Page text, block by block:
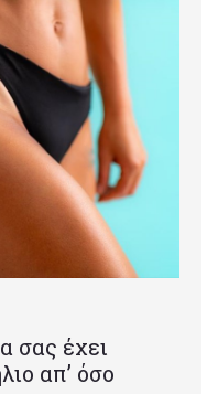
σας έχει
απ’ όσο